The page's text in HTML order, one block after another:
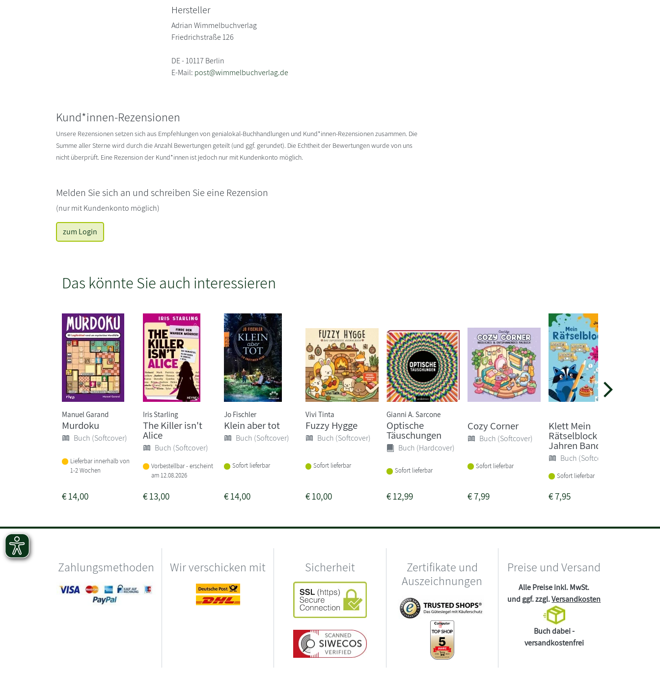
Hersteller
Adrian Wimmelbuchverlag
Friedrichstraße 126
DE - 10117 Berlin
E-Mail: post@wimmelbuchverlag.de
Kund*innen-Rezensionen
Unsere Rezensionen setzen sich aus Empfehlungen von genialokal-Buchhandlungen und Kund*innen-Rezensionen zusammen. Die
Summe aller Sterne wird durch die Anzahl Bewertungen geteilt (und ggf. gerundet). Die Echtheit der Bewertungen wurde von uns
nicht überprüft. Eine Rezension der Kund*innen ist jedoch nur mit Kundenkonto möglich.
Melden Sie sich an und schreiben Sie eine Rezension
(nur mit Kundenkonto möglich)
zum Login
Das könnte Sie auch interessieren
Manuel Garand
Murdoku
Buch (Softcover)
Lieferbar innerhalb von
1-2 Wochen
€14,00
Iris Starling
The Killer isn't
Alice
Buch (Softcover)
Vorbestellbar - erscheint
am 12.08.2026
€13,00
Jo Fischler
Klein aber tot
Buch (Softcover)
Sofort lieferbar
€14,00
Vivi Tinta
Fuzzy Hygge
Buch (Softcover)
Sofort lieferbar
€10,00
Gianni A. Sarcone
Optische
Täuschungen
Buch (Hardcover)
Sofort lieferbar
€12,99
Cozy Corner
Buch (Softcover)
Sofort lieferbar
€7,99
Klett Mein
Rätselblock ab 7
Jahren Band 2
Buch (Softcover)
Sofort lieferbar
€7,95
Zahlungsmethoden Wir verschicken mit Sicherheit
Zertifikate und
Auszeichnungen
Preise und Versand
Alle Preise inkl. MwSt.
und ggf. zzgl.Versandkosten
Buch dabei -
versandkostenfrei